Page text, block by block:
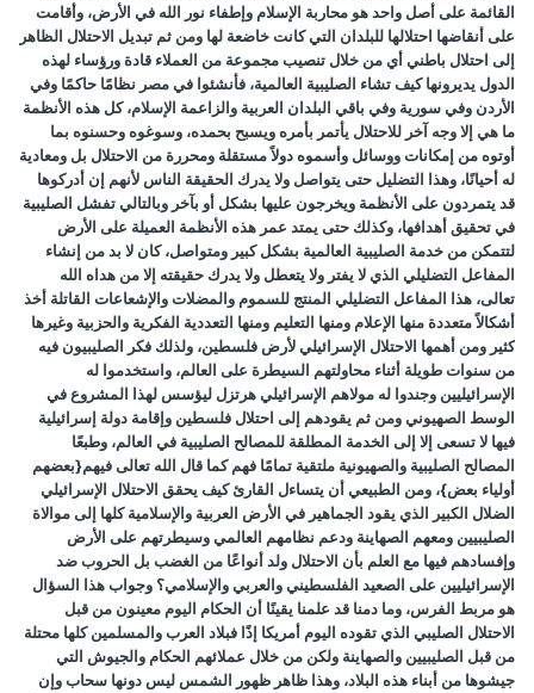
القائمة على أصل واحد هو محاربة الإسلام وإطفاء نور الله في الأرض، وأقامت
على أنقاضها احتلالها للبلدان التي كانت خاضعة لها ومن ثم تبديل الاحتلال الظاهر
إلى احتلال باطني أي من خلال تنصيب مجموعة من العملاء قادة ورؤساء لهذه
الدول يديرونها كيف تشاء الصليبية العالمية، فأنشئوا في مصر نظامًا حاكمًا وفي
الأردن وفي سورية وفي باقي البلدان العربية والزاعمة الإسلام، كل هذه الأنظمة
ما هي إلا وجه آخر للاحتلال يأتمر بأمره ويسبح بحمده، وسوغوه وحسنوه بما
أوتوه من إمكانات ووسائل وأسموه دولاً مستقلة ومحررة من الاحتلال بل ومعادية
له أحيانًا، وهذا التضليل حتى يتواصل ولا يدرك الحقيقة الناس لأنهم إن أدركوها
قد يتمردون على الأنظمة ويخرجون عليها بشكل أو بآخر وبالتالي تفشل الصليبية
في تحقيق أهدافها، وكذلك حتى يمتد عمر هذه الأنظمة العميلة على الأرض
لتتمكن من خدمة الصليبية العالمية بشكل كبير ومتواصل، كان لا بد من إنشاء
المفاعل التضليلي الذي لا يفتر ولا يتعطل ولا يدرك حقيقته إلا من هداه الله
تعالى، هذا المفاعل التضليلي المنتج للسموم والمضلات والإشعاعات القاتلة أخذ
أشكالاً متعددة منها الإعلام ومنها التعليم ومنها التعددية الفكرية والحزبية وغيرها
كثير ومن أهمها الاحتلال الإسرائيلي لأرض فلسطين، ولذلك فكر الصليبيون فيه
من سنوات طويلة أثناء محاولتهم السيطرة على العالم، واستخدموا له
الإسرائيليين وجندوا له مولاهم الإسرائيلي هرتزل ليؤسس لهذا المشروع في
الوسط الصهيوني ومن ثم يقودهم إلى احتلال فلسطين وإقامة دولة إسرائيلية
فيها لا تسعى إلا إلى الخدمة المطلقة للمصالح الصليبية في العالم، وطبعًا
المصالح الصليبية والصهيونية ملتقية تمامًا فهم كما قال الله تعالى فيهم{بعضهم
أولياء بعض}، ومن الطبيعي أن يتساءل القارئ كيف يحقق الاحتلال الإسرائيلي
الضلال الكبير الذي يقود الجماهير في الأرض العربية والإسلامية كلها إلى موالاة
الصليبيين ومعهم الصهاينة ودعم نظامهم العالمي وسيطرتهم على الأرض
وإفسادهم فيها مع العلم بأن الاحتلال ولد أنواعًا من الغضب بل الحروب ضد
الإسرائيليين على الصعيد الفلسطيني والعربي والإسلامي؟ وجواب هذا السؤال
هو مربط الفرس، وما دمنا قد علمنا يقينًا أن الحكام اليوم معينون من قبل
الاحتلال الصليبي الذي تقوده اليوم أمريكا إذًا فبلاد العرب والمسلمين كلها محتلة
من قبل الصليبيين والصهاينة ولكن من خلال عملائهم الحكام والجيوش التي
جيشوها من أبناء هذه البلاد، وهذا ظاهر ظهور الشمس ليس دونها سحاب وإن